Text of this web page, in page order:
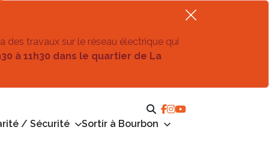
des travaux sur le réseau électrique qui
à 11h30 dans le quartier de La
/ Sécurité
Sortir à Bourbon